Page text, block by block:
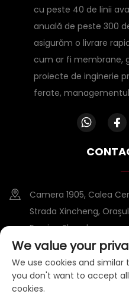
cu peste 40 de linii
anuală de peste 300
asigurăm o livrare
cum ar fi membrane,
proiecte de inginerie
ferate,
Camera 1905, Calea
Strada Xincheng,
Provina Shandong
+86-
We value your
We use cookies and similar
you don't want to accept all
cookies.